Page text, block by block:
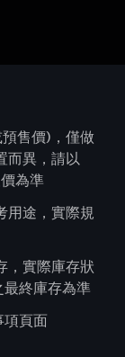
售價)，僅做
而異，請以
為準
用途，實際規
，實際庫存狀
終庫存為準
項頁面